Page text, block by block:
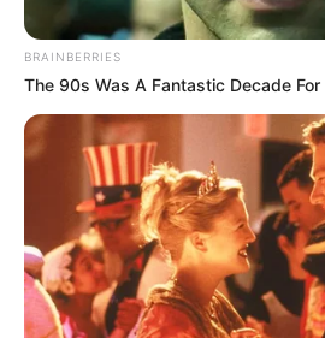
This New Will Give You An
BRAINBERRIES
The 90s Was A Fantastic Decade